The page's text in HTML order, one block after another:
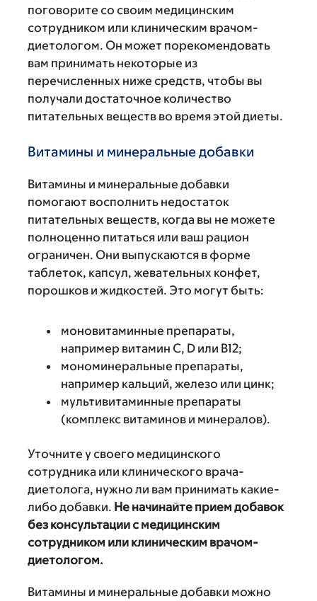
поговорите со своим медицинским
сотрудником или клиническим врачом-
диетологом. Он может порекомендовать
вам принимать некоторые из
перечисленных ниже средств, чтобы вы
получали достаточное количество
питательных веществ во время этой диеты.
Витамины и минеральные добавки
Витамины и минеральные добавки
помогают восполнить недостаток
питательных веществ, когда вы не можете
полноценно питаться или ваш рацион
ограничен. Они выпускаются в форме
таблеток, капсул, жевательных конфет,
порошков и жидкостей. Это могут быть:
моновитаминные препараты,
например витамин С, D или В12;
мономинеральные препараты,
например кальций, железо или цинк;
мультивитаминные препараты
(комплекс витаминов и минералов).
Уточните у своего медицинского
сотрудника или клинического врача-
диетолога, нужно ли вам принимать какие-
либо добавки. Не начинайте прием добавок
без консультации с медицинским
сотрудником или клиническим врачом-
диетологом.
Витамины и минеральные добавки можно